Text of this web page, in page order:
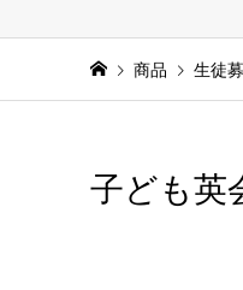
商品 生徒
子ども英